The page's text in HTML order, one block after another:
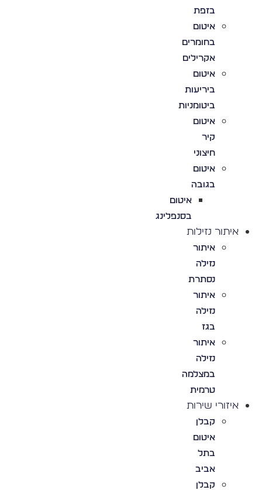
בזפת
איטום
בחומרים
אקרילים
איטום
ביריעות
ביטומניות
איטום
קיר
חיצוני
איטום
בגובה
איטום
בסנפלינג
איתור נזילות
איתור
נזילה
נסתרת
איתור
נזילה
בגז
איתור
נזילה
במצלמה
טרמית
איזורי שירות
קבלן
איטום
בתל
אביב
קבלן